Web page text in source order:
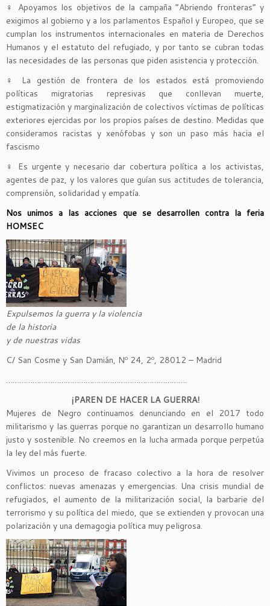
♀ Apoyamos los objetivos de la campaña “Abriendo fronteras” y
exigimos al gobierno y a los parlamentos Español y Europeo, que se
cumplan los instrumentos internacionales en materia de Derechos
Humanos y el estatuto del refugiado, y por tanto se cubran todas
las necesidades de las personas que piden asistencia y protección.
♀ La gestión de frontera de los estados está promoviendo
políticas migratorias represivas que conllevan muerte,
estigmatización y marginalización de colectivos víctimas de políticas
exteriores ejercidas por los propios países de destino. Medidas que
consideramos racistas y xenófobas y son un paso más hacia el
fascismo
♀ Es urgente y necesario dar cobertura política a los activistas,
agentes de paz, y los valores que guían sus actitudes de tolerancia,
comprensión, solidaridad y empatía.
Nos unimos a las acciones que se desarrollen contra la feria
HOMSEC
Expulsemos la guerra y la violencia
de la historia
y de nuestras vidas
C/ San Cosme y San Damián, Nº 24, 2º, 28012 – Madrid
……………………………………………………………………….
¡PAREN DE HACER LA GUERRA!
Mujeres de Negro continuamos denunciando en el 2017 todo
militarismo y las guerras porque no garantizan un desarrollo humano
justo y sostenible. No creemos en la lucha armada porque perpetúa
la ley del más fuerte.
Vivimos un proceso de fracaso colectivo a la hora de resolver
conflictos: nuevas amenazas y emergencias. Una crisis mundial de
refugiados, el aumento de la militarización social, la barbarie del
terrorismo y su política del miedo, que se extienden y provocan una
polarización y una demagogia política muy peligrosa.